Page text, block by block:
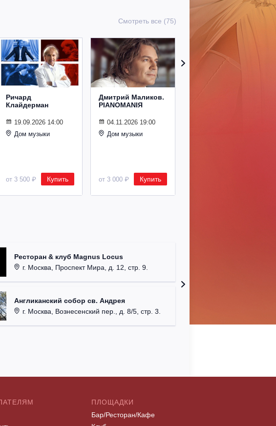
Смотреть все (75)
Ричард
Клайдерман
19.09.2026 14:00
Дом музыки
от 3 500 ₽ Купить
Дмитрий Маликов.
PIANOMANIЯ
04.11.2026 19:00
Дом музыки
от 3 000 ₽ Купить
Ресторан & клуб Magnus Locus
г. Москва, Проспект Мира, д. 12, стр. 9.
Англиканский собор св. Андрея
г. Москва, Вознесенский пер., д. 8/5, стр. 3.
ПЛОЩАДКИ
Бар/Ресторан/Кафе